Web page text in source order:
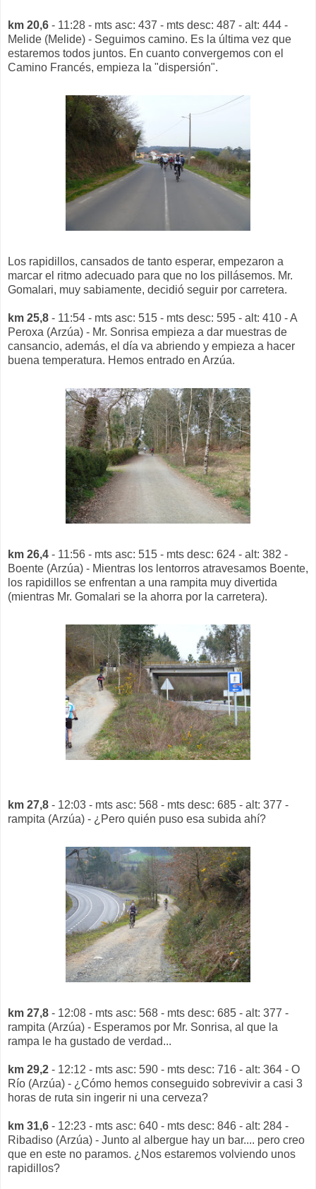
km 20,6 - 11:28 - mts asc: 437 - mts desc: 487 - alt: 444 -
Melide (Melide) - Seguimos camino. Es la última vez que
estaremos todos juntos. En cuanto convergemos con el
Camino Francés, empieza la "dispersión".
Los rapidillos, cansados de tanto esperar, empezaron a
marcar el ritmo adecuado para que no los pillásemos. Mr.
Gomalari, muy sabiamente, decidió seguir por carretera.
km 25,8 - 11:54 - mts asc: 515 - mts desc: 595 - alt: 410 - A
Peroxa (Arzúa) - Mr. Sonrisa empieza a dar muestras de
cansancio, además, el día va abriendo y empieza a hacer
buena temperatura. Hemos entrado en Arzúa.
km 26,4 - 11:56 - mts asc: 515 - mts desc: 624 - alt: 382 -
Boente (Arzúa) - Mientras los lentorros atravesamos Boente,
los rapidillos se enfrentan a una rampita muy divertida
(mientras Mr. Gomalari se la ahorra por la carretera).
km 27,8 - 12:03 - mts asc: 568 - mts desc: 685 - alt: 377 -
rampita (Arzúa) - ¿Pero quién puso esa subida ahí?
km 27,8 - 12:08 - mts asc: 568 - mts desc: 685 - alt: 377 -
rampita (Arzúa) - Esperamos por Mr. Sonrisa, al que la
rampa le ha gustado de verdad...
km 29,2 - 12:12 - mts asc: 590 - mts desc: 716 - alt: 364 - O
Río (Arzúa) - ¿Cómo hemos conseguido sobrevivir a casi 3
horas de ruta sin ingerir ni una cerveza?
km 31,6 - 12:23 - mts asc: 640 - mts desc: 846 - alt: 284 -
Ribadiso (Arzúa) - Junto al albergue hay un bar.... pero creo
que en este no paramos. ¿Nos estaremos volviendo unos
rapidillos?